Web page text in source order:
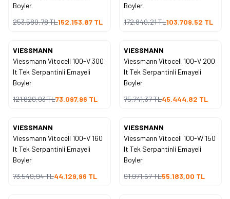
Boyler
253.589,78TL152.153,87 TL
Boyler
172.849,21TL103.709,52 TL
%40
İndirim
VIESSMANN
Viessmann Vitocell 100-V 300
lt Tek Serpantinli Emayeli
Boyler
121.829,93TL73.097,96 TL
%40
İndirim
VIESSMANN
Viessmann Vitocell 100-V 200
lt Tek Serpantinli Emayeli
Boyler
75.741,37TL45.444,82 TL
%40
İndirim
VIESSMANN
Viessmann Vitocell 100-V 160
lt Tek Serpantinli Emayeli
Boyler
73.549,94TL44.129,96 TL
%40
İndirim
VIESSMANN
Viessmann Vitocell 100-W 150
lt Tek Serpantinli Emayeli
Boyler
91.971,67TL55.183,00 TL